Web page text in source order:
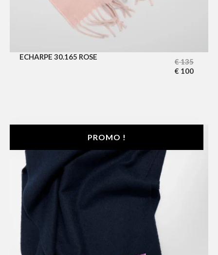
ECHARPE 30.165 ROSE
€135
€ 100
PROMO !